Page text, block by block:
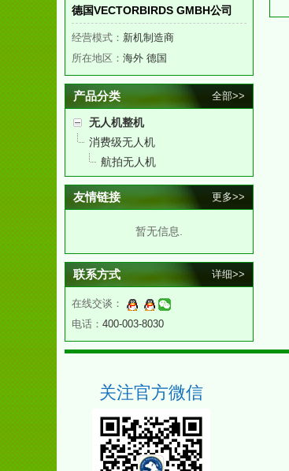
德国VECTORBIRDS GMBH公司
经营模式： 新机制造商
所在地区： 海外 德国
产品分类 全部>>
无人机整机
消费级无人机
航拍无人机
友情链接 更多>>
暂无信息.
联系方式 详细>>
在线交谈：
电话： 400-003-8030
关注官方微信